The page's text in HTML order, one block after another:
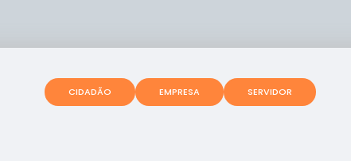
CIDADÃO EMPRESA SERVIDOR